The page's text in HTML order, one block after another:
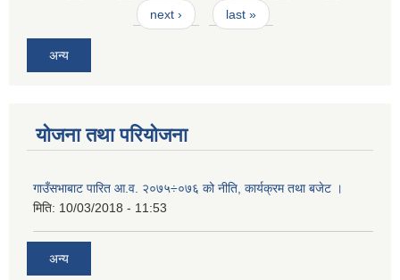
next › last »
अन्य
योजना तथा परियोजना
गाउँसभाबाट पारित आ.व. २०७५÷०७६ को नीति, कार्यक्रम तथा बजेट ।
मिति: 10/03/2018 - 11:53
अन्य